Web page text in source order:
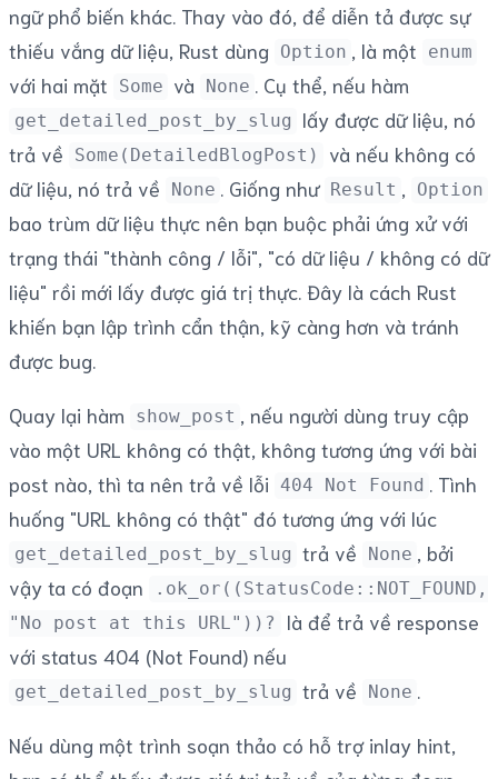
ngữ phổ biến khác. Thay vào đó, để diễn tả được sự
thiếu vắng dữ liệu, Rust dùng Option , là một enum
với hai mặt Some và None . Cụ thể, nếu hàm
get_detailed_post_by_slug
lấy được dữ liệu, nó
trả về
Some(DetailedBlogPost)
và nếu không có
dữ liệu, nó trả về
None . Giống như Result Option
bao trùm dữ liệu thực nên bạn buộc phải ứng xử với
trạng thái "thành công / lỗi", "có dữ liệu / không có dữ
liệu" rồi mới lấy được giá trị thực. Đây là cách Rust
khiến bạn lập trình cẩn thận, kỹ càng hơn và tránh
được bug.
Quay lại hàm show_post
, nếu người dùng truy cập
vào một URL không có thật, không tương ứng với bài
post nào, thì ta nên trả về lỗi 404 Not Found
. Tình
huống "URL không có thật" đó tương ứng với lúc
get_detailed_post_by_slug trả về None
, bởi
vậy ta có đoạn
.ok_or((StatusCode::NOT_FOUND,
"No post at this URL"))?
là để trả về response
với status 404 (Not Found) nếu
get_detailed_post_by_slug trả về None
Nếu dùng một trình soạn thảo có hỗ trợ inlay hint,